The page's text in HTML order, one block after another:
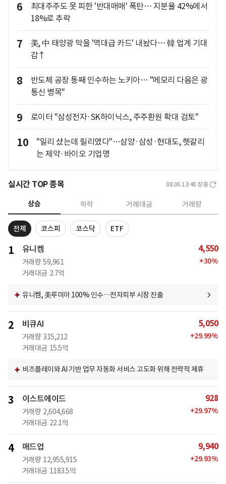
6
최대주주도 못 피한 '반대매매' 폭탄… 지분율 42%에서
18%로 추락
7
美, 中 태양광 막을 '역대급 카드' 내놨다… 韓 업계 기대
감↑
8
반도체 공장 통째 인수하는 노키아… "메모리 다음은 광
통신 병목"
9 로이터 "삼성전자·SK하이닉스, 주주환원 확대 검토"
10
"일리 샀는데 릴리였다"…삼양·삼성·현대도, 헷갈리
는 제약·바이오 기업명
실시간 TOP 종목 08.06 13:40 장중
상승 하락 거래대금 거래량
전체 코스피 코스닥 ETF
1 유니켐
거래량 59,961
거래대금 2.7억
4,550
+30%
유니켐, 美루미아 100% 인수…전자피부 시장 진출
2 비큐AI
거래량 315,212
거래대금 15.5억
5,050
+29.99%
비즈플레이와 AI 기반 업무 자동화 서비스 고도화 위해 전략적 제휴
3 이스트에이드
거래량 2,604,668
거래대금 22.1억
928
+29.97%
4 매드업
거래량 12,955,915
거래대금 1183.5억
9,940
+29.93%